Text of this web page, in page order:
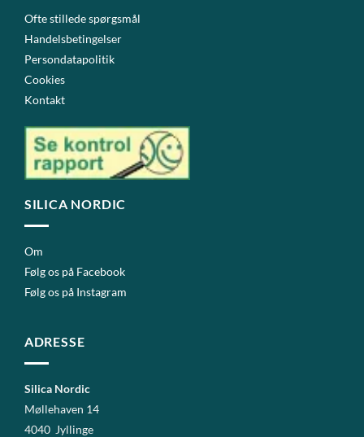
Ofte stillede spørgsmål
Handelsbetingelser
Persondatapolitik
Cookies
Kontakt
SILICA NORDIC
Om
Følg os på Facebook
Følg os på Instagram
ADRESSE
Silica Nordic
Møllehaven 14
4040 Jyllinge